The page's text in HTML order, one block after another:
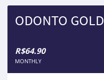
ODONTO GOLD
R$64.90
MONTHLY